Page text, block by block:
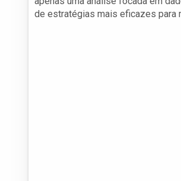
de estratégias mais eficazes para